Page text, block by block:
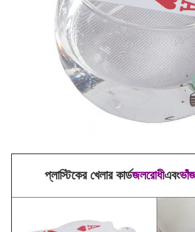
প্লাস্টিকের খেলার কার্ডজলরোধীএবং